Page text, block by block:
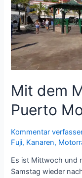
Mit dem
Puerto
Kommentar
Fuji, Kanaren,
Es ist Mittwoch und
Samstag wieder